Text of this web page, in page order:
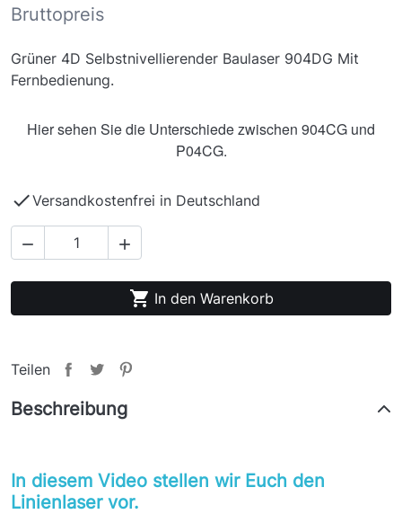
Bruttopreis
Grüner 4D Selbstnivellierender Baulaser 904DG Mit
Fernbedienung.
Hier sehen Sie die Unterschiede zwischen 904CG und
P04CG.
Versandkostenfrei in Deutschland
 
 In den Warenkorb
Teilen
Beschreibung
In diesem Video stellen wir Euch den
Linienlaser vor.